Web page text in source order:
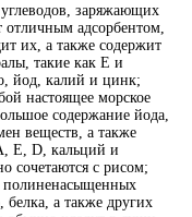
заряжающих
адсорбентом,
их, а также содержит
такие как Е и
йод, калий и цинк;
настоящее морское
содержание йода,
веществ, а также
Е, D, кальций и
сочетаются с рисом;
а также других